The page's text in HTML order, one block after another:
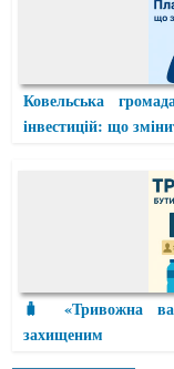
Ковельська
інвестицій: що
🧳 «Тривожна
захищеним